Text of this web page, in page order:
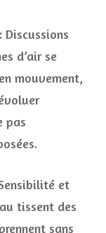
: Discussions
d’air se
mouvement,
pas
et
tissent des
sans